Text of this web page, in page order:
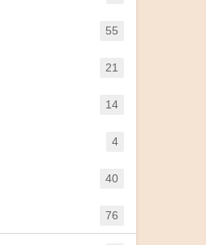
55
21
14
4
40
76